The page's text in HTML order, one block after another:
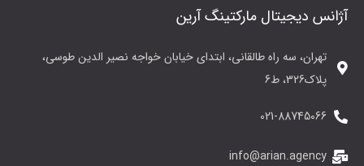
آژانس دیجیتال مارکتینگ آرین
تهران، سه راه طالقانی، ابتدای خیابان خواجه نصیر الدین طوسی،
پلاک326، ط6
021-88745066
info@arian.agency